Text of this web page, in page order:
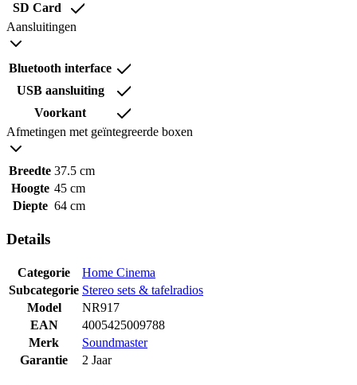
SD Card
Aansluitingen
Bluetooth interface
USB aansluiting
Voorkant
Afmetingen met geïntegreerde boxen
Breedte 37.5 cm
Hoogte 45 cm
Diepte 64 cm
Details
Categorie
Home Cinema
Subcategorie Stereo sets & tafelradios
Model
NR917
EAN
4005425009788
Merk
Soundmaster
Garantie
2 Jaar